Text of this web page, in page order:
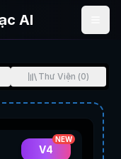
AI
Thư Viện (0)
V4
NEW